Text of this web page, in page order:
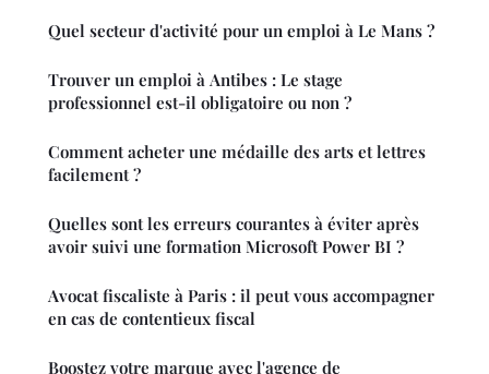
Quel secteur d'activité pour un emploi à Le Mans ?
Trouver un emploi à Antibes : Le stage
professionnel est-il obligatoire ou non ?
Comment acheter une médaille des arts et lettres
facilement ?
Quelles sont les erreurs courantes à éviter après
avoir suivi une formation Microsoft Power BI ?
Avocat fiscaliste à Paris : il peut vous accompagner
en cas de contentieux fiscal
Boostez votre marque avec l'agence de